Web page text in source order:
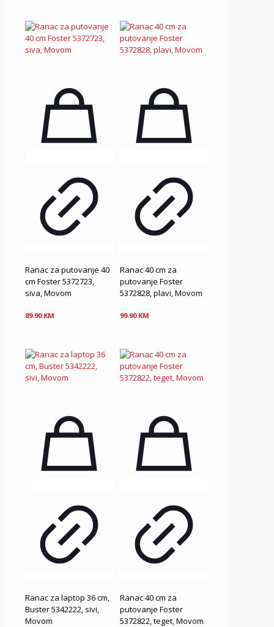
Ranac za putovanje 40
cm Foster 5372723,
siva, Movom
89.90 KM
Ranac 40 cm za
putovanje Foster
5372828, plavi, Movom
99.90 KM
Ranac za laptop 36 cm,
Buster 5342222, sivi,
Movom
Ranac 40 cm za
putovanje Foster
5372822, teget, Movom